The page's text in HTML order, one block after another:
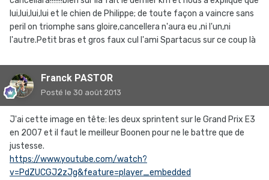
lui,lui,lui,lui et le chien de Philippe; de toute façon a vaincre sans
peril on triomphe sans gloire,cancellera n'aura eu ,ni l'un,ni
l'autre.Petit bras et gros faux cul l'ami Spartacus sur ce coup là
Franck PASTOR
Posté le 30 août 2013
J'ai cette image en tête: les deux sprintent sur le Grand Prix E3
en 2007 et il faut le meilleur Boonen pour ne le battre que de
justesse.
https://www.youtube.com/watch?
v=PdZUCGJ2zJg&feature=player_embedded